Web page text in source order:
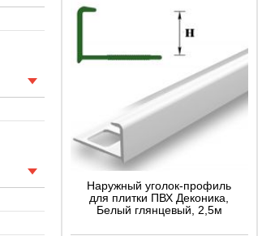
Наружный уголок-профиль
для плитки ПВХ Деконика,
Белый глянцевый, 2,5м